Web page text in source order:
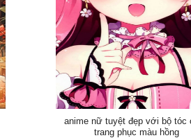
anime nữ tuyệt đẹp với bộ tóc
trang phục màu hồng